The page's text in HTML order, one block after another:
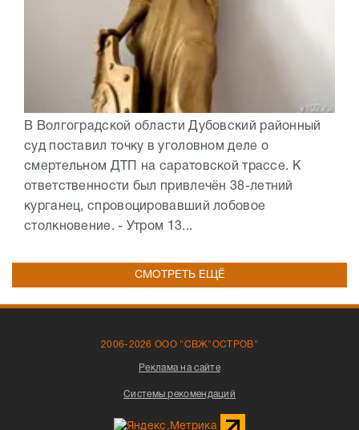
В Волгоградской области Дубовский районный
суд поставил точку в уголовном деле о
смертельном ДТП на саратовской трассе. К
ответственности был привлечён 38-летний
курганец, спровоцировавший лобовое
столкновение. - Утром 13...
СМОТРЕТЬ ЕЩЁ
2006-2026 ООО "СВЖ"ОСТРОВ"
Реклама на сайте
Системы рекомендаций